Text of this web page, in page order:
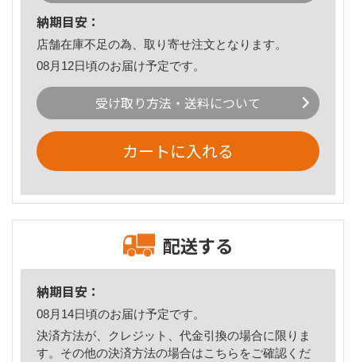
納期目安：
店舗在庫不足の為、取り寄せ注文となります。
08月12日頃のお届け予定です。
受け取り方法・送料について
カートに入れる
配送する
納期目安：
08月14日頃のお届け予定です。
決済方法が、クレジット、代金引換の場合に限りま
す。その他の決済方法の場合はこちら をご確認くだ